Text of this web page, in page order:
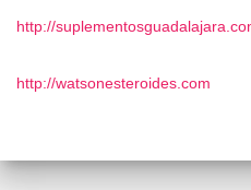
http://
http://watsonesteroides.com